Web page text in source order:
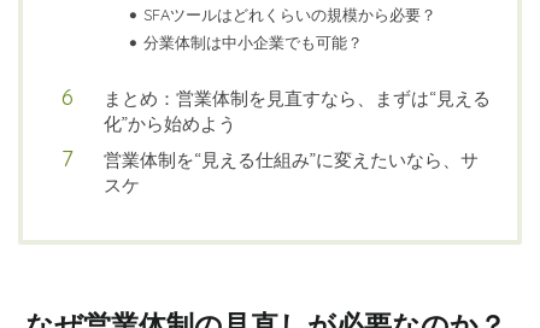
SFAツールはどれくらいの規模から必要？
分業体制は中小企業でも可能？
まとめ：営業体制を見直すなら、まずは“見える
化”から始めよう
営業体制を“見える仕組み”に変えたいなら、サ
スケ